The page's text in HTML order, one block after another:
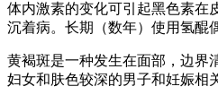
体内激素的变化可引起黑色素在
沉着病。长期（数年）使用氢醌
黄褐斑是一种发生在面部，边界
妇女和肤色较深的男子和妊娠相